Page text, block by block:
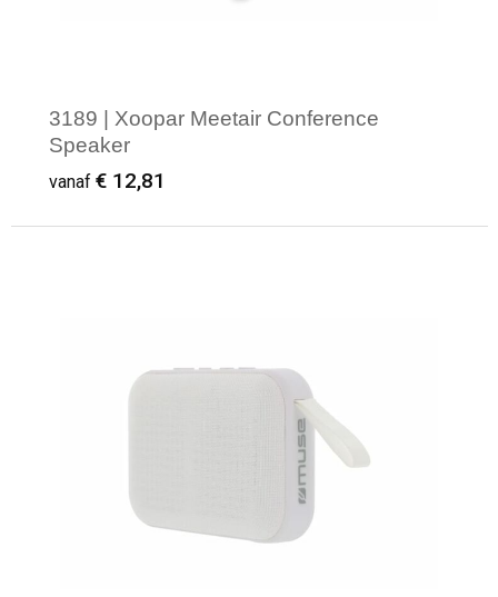
3189 | Xoopar Meetair Conference
Speaker
vanaf € 12,81